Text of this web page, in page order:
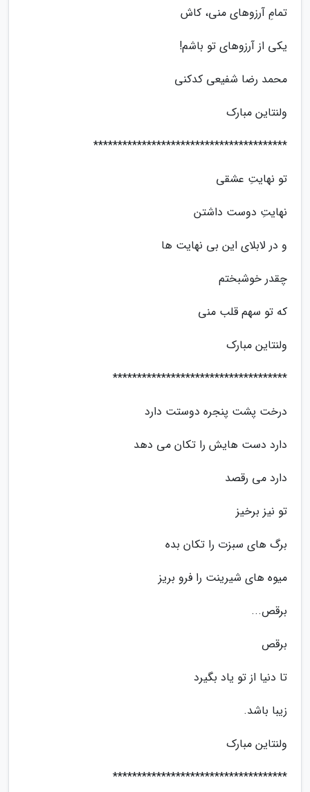
تمامِ آرزوهای منی، کاش
یکی از آرزوهای تو باشم!
محمد رضا شفیعی کدکنی
ولنتاین مبارک
****************************************
تو نهایتِ عشقی
نهایتِ دوست داشتن
و در لابلای این بی نهایت ها
چقدر خوشبختم
که تو سهم قلب منی
ولنتاین مبارک
************************************
درخت پشت پنجره دوستت دارد
دارد دست هایش را تکان می دهد
دارد می رقصد
تو نیز برخیز
برگ های سبزت را تکان بده
میوه های شیرینت را فرو بریز
برقص...
برقص
تا دنیا از تو یاد بگیرد
زیبا باشد.
ولنتاین مبارک
************************************